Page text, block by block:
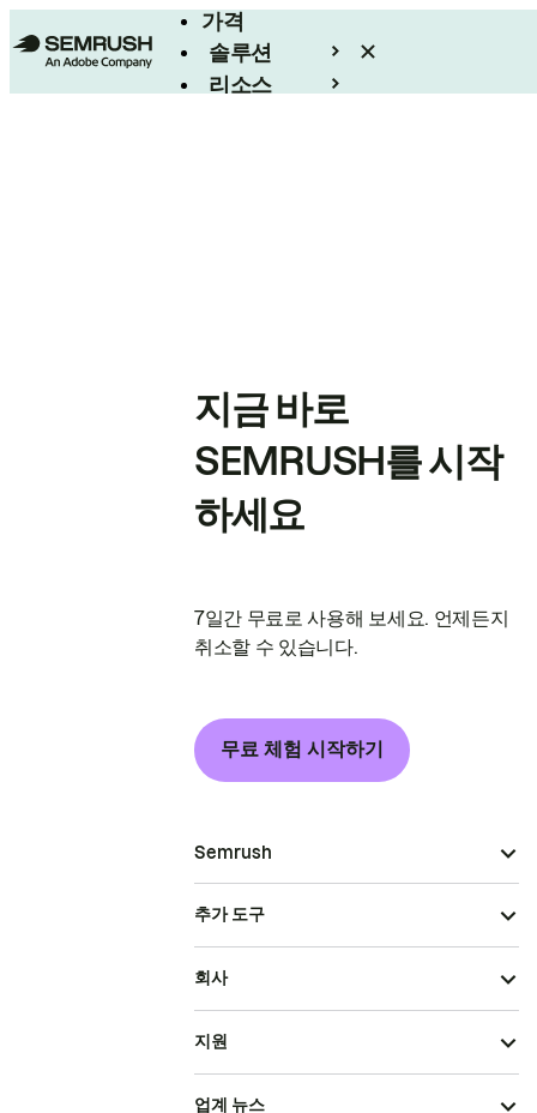
가격
솔루션
리소스
지금 바로
SEMRUSH를 시작
하세요
7일간 무료로 사용해 보세요. 언제든지
취소할 수 있습니다.
무료 체험 시작하기
Semrush
추가 도구
회사
지원
업계 뉴스